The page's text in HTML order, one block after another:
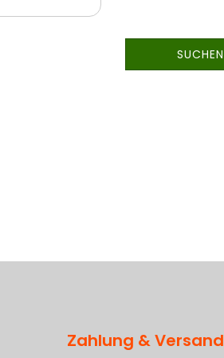
SUCHEN
Zahlung & Versand